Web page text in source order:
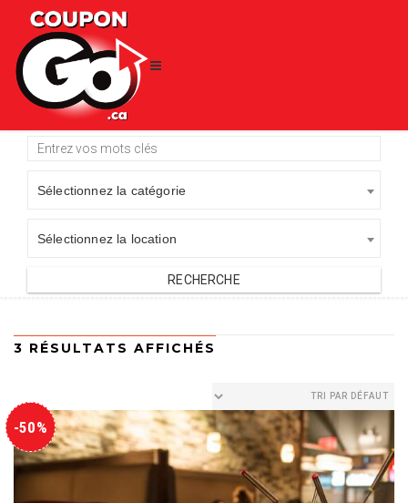
Sélectionnez la catégorie
Sélectionnez la location
3 RÉSULTATS AFFICHÉS
-50%